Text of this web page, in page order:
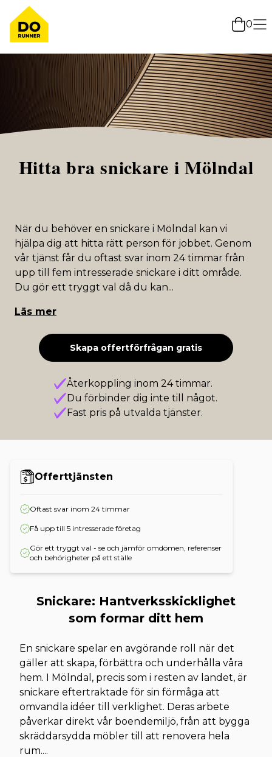
0
Hitta bra snickare i Mölndal
När du behöver en snickare i Mölndal kan vi
hjälpa dig att hitta rätt person för jobbet. Genom
vår tjänst får du oftast svar inom 24 timmar från
upp till fem intresserade snickare i ditt område.
Du gör ett tryggt val då du kan...
Läs mer
Skapa offertförfrågan gratis
Återkoppling inom 24 timmar.
Du förbinder dig inte till något.
Fast pris på utvalda tjänster.
Offerttjänsten
Oftast svar inom 24 timmar
Få upp till 5 intresserade företag
Gör ett tryggt val - se och jämför omdömen, referenser
och behörigheter på ett ställe
Snickare: Hantverksskicklighet
som formar ditt hem
En snickare spelar en avgörande roll när det
gäller att skapa, förbättra och underhålla våra
hem. I Mölndal, precis som i resten av landet, är
snickare eftertraktade för sin förmåga att
omvandla idéer till verklighet. Deras arbete
påverkar direkt vår boendemiljö, från att bygga
skräddarsydda möbler till att renovera hela
rum....